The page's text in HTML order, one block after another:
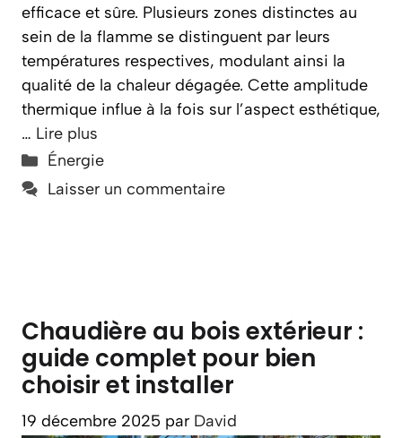
efficace et sûre. Plusieurs zones distinctes au
sein de la flamme se distinguent par leurs
températures respectives, modulant ainsi la
qualité de la chaleur dégagée. Cette amplitude
thermique influe à la fois sur l’aspect esthétique,
… Lire plus
Catégories
Énergie
Laisser un commentaire
Chaudière au bois extérieur :
guide complet pour bien
choisir et installer
19 décembre 2025 par David